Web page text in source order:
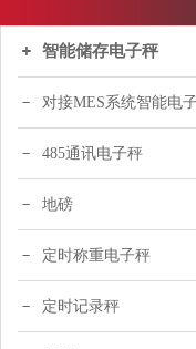
智能储存电子秤
对接MES系统智能电
485通讯电子秤
地磅
定时称重电子秤
定时记录秤